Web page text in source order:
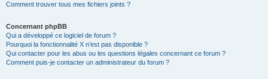
Comment trouver tous mes fichiers joints ?
Concernant phpBB
Qui a développé ce logiciel de forum ?
Pourquoi la fonctionnalité X n’est pas disponible ?
Qui contacter pour les abus ou les questions légales concernant ce forum ?
Comment puis-je contacter un administrateur du forum ?